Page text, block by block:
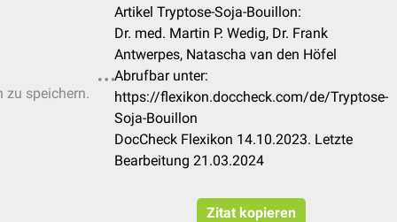
zu speichern.
Artikel Tryptose-Soja-Bouillon:
Dr. med. Martin P. Wedig, Dr. Frank
Antwerpes, Natascha van den Höfel
Abrufbar unter:
https://flexikon.doccheck.com/de/Tryptose-
Soja-Bouillon
DocCheck Flexikon 14.10.2023. Letzte
Bearbeitung 21.03.2024
Zitat kopieren